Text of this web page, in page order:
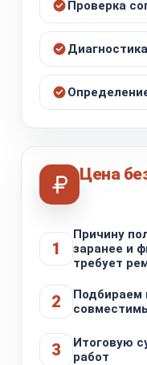
Проверка
Цена
1
Причину
заранее и
требует
2
Подбираем
3
Итоговую
работ